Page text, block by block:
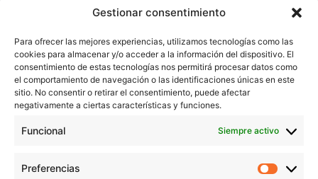
Gestionar consentimiento
Para ofrecer las mejores experiencias, utilizamos tecnologías como las
cookies para almacenar y/o acceder a la información del dispositivo. El
consentimiento de estas tecnologías nos permitirá procesar datos como
el comportamiento de navegación o las identificaciones únicas en este
sitio. No consentir o retirar el consentimiento, puede afectar
negativamente a ciertas características y funciones.
Funcional Siempre activo
Preferencias
Servicios
Blog
Contacto
Aviso Legal
Política de cookies